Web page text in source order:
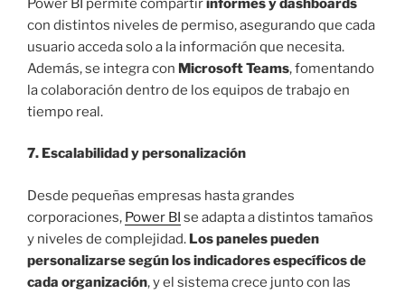
con distintos niveles de permiso, asegurando que cada
usuario acceda solo a la información que necesita.
Además, se integra con Microsoft Teams, fomentando
la colaboración dentro de los equipos de trabajo en
tiempo real.
7. Escalabilidad y personalización
Desde pequeñas empresas hasta grandes
corporaciones, Power BI se adapta a distintos tamaños
y niveles de complejidad. Los paneles pueden
personalizarse según los indicadores específicos de
cada organización, y el sistema crece junto con las